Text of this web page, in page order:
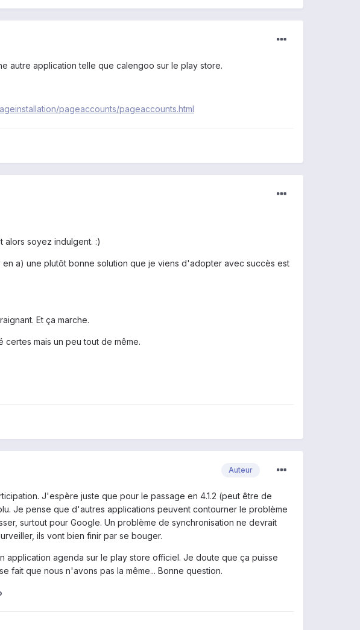
autre application telle que calengoo sur le play store.
pageaccounts/pageaccounts.html
alors soyez indulgent. :)
a) une plutôt bonne solution que je viens d'adopter avec succès est
Et ça marche.
mais un peu tout de même.
Auteur
J'espère juste que pour le passage en 4.1.2 (peut être de
Je pense que d'autres applications peuvent contourner le problème
surtout pour Google. Un problème de synchronisation ne devrait
ils vont bien finir par se bouger.
application agenda sur le play store officiel. Je doute que ça puisse
fait que nous n'avons pas la même... Bonne question.